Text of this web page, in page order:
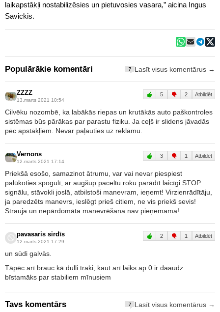
laikapstākļi nostabilizēsies un pietuvosies vasara,” aicina Ingus
Savickis.
Populārākie komentāri 7 Lasīt visus komentārus →
ZZZZ
13.marts 2021 10:54
5 2 Atbildēt
Cilvēku nozombē, ka labākās riepas un krutākās auto paškontroles
sistēmas būs pārākas par parastu fiziku. Ja ceļš ir slidens jāvadās
pēc apstākļiem. Nevar paļauties uz reklāmu.
Vernons
12.marts 2021 17:14
3 1 Atbildēt
Priekšā esošo, samazinot ātrumu, var vai nevar piespiest
palūkoties spogulī, ar augšup paceltu roku parādīt laicīgi STOP
signālu, stāvokli joslā, atbilstoši manevram, ieņemt! Virzienrādītāju,
ja paredzēts manevrs, ieslēgt prieš citiem, ne vis priekš sevis!
Strauja un nepārdomāta manevrēšana nav pieņemama!
pavasaris sirdīs
12.marts 2021 17:29
2 1 Atbildēt
un sūdi galvās.
Tāpēc arī brauc kā dulli traki, kaut arī laiks ap 0 ir daaudz
bīstamāks par stabiliem mīnusiem
Tavs komentārs 7 Lasīt visus komentārus →